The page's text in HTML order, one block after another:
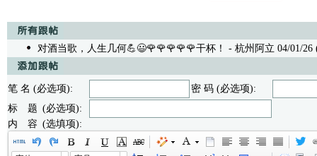
对酒当歌，人生几何💪😃🌹🌹🌹🌹🌹干杯！ - 杭州阿立 04/01/26
笔 名 (必选项):
密 码 (必选项):
标 题 (必选项):
内 容 (选填项):